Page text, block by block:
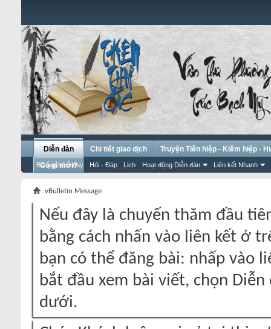
Diễn đàn
Bài gửi hôm nay Hỏi - Đáp Lịch Hoạt động Diễn đàn Liên kết Nhanh
Chi tiết giao dịch
Truyện Tiên hiệp - Kiếm hiệp -
Có gì mới?
vBulletin Message
Nếu đây là chuyến thăm đầu
bằng cách nhấn vào liên kết ở
bạn có thể đăng bài: nhấp vào
bắt đầu xem bài viết, chọn
dưới.